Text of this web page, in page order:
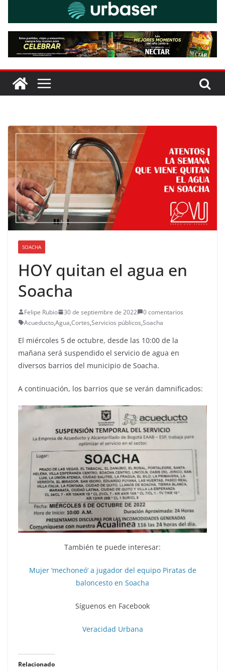
SOACHA
HOY quitan el agua en
Soacha
Felipe Rubio 30 de septiembre de 2022
0 comentarios
Acueducto,Agua,Cortes,Servicios públicos,Soacha
El miércoles 5 de octubre, desde las 10:00 de la
mañana será suspendido el servicio de agua en
diversos barrios del municipio de Soacha.
A continuación, los barrios que se verán damnificados:
También te puede interesar:
Mujer ‘mechoneó’ a jugador del equipo Piratas de
baloncesto en Soacha
Síguenos en Facebook
Veracidad Urbana
Relacionado